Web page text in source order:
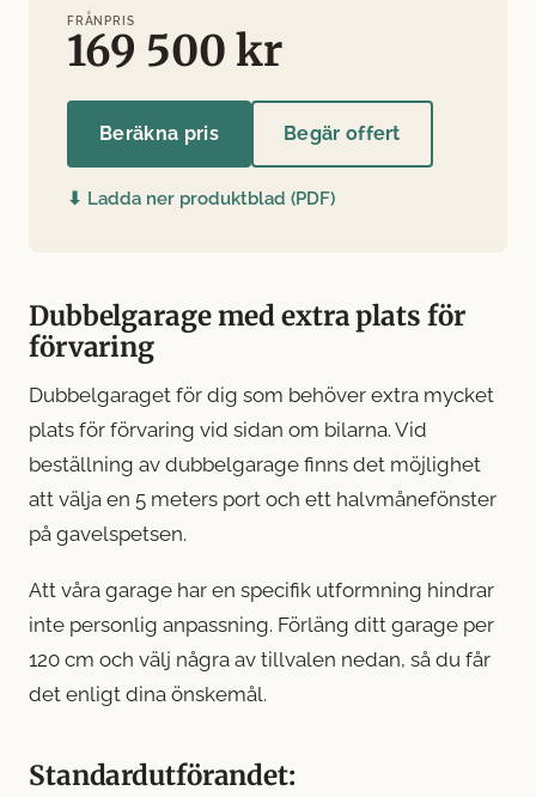
FRÅNPRIS
169 500 kr
Beräkna pris Begär offert
⬇ Ladda ner produktblad (PDF)
Dubbelgarage med extra plats för
förvaring
Dubbelgaraget för dig som behöver extra mycket
plats för förvaring vid sidan om bilarna. Vid
beställning av dubbelgarage finns det möjlighet
att välja en 5 meters port och ett halvmånefönster
på gavelspetsen.
Att våra garage har en specifik utformning hindrar
inte personlig anpassning. Förläng ditt garage per
120 cm och välj några av tillvalen nedan, så du får
det enligt dina önskemål.
Standardutförandet: